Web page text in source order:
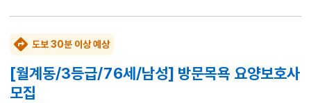
도보 30분 이상 예상
[월계동/3등급/76세/남성] 방문목욕 요양보호사
모집